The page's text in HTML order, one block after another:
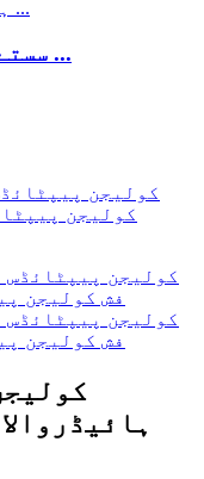
سستے قیمت اعلی معیار کی ...